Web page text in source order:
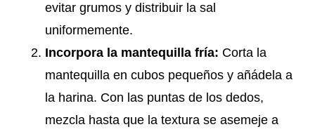
evitar grumos y distribuir la sal
uniformemente.
Incorpora la mantequilla fría: Corta la
mantequilla en cubos pequeños y añádela a
la harina. Con las puntas de los dedos,
mezcla hasta que la textura se asemeje a